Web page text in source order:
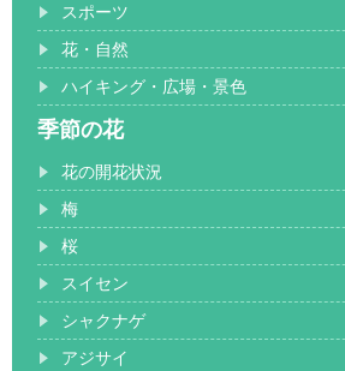
スポーツ
花・自然
ハイキング・広場・景色
季節の花
花の開花状況
梅
桜
スイセン
シャクナゲ
アジサイ